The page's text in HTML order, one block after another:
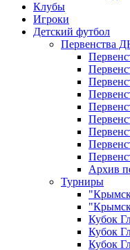
Клубы
Игроки
Детский футбол
Первенства
Архив
Турниры
Кубок
Кубок
Кубок